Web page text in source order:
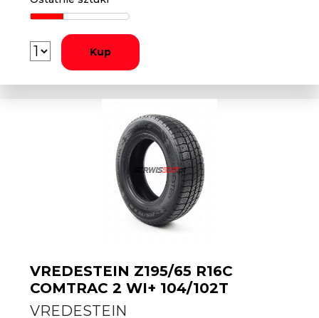
Kup
VREDESTEIN Z195/65 R16C
COMTRAC 2 WI+ 104/102T
VREDESTEIN